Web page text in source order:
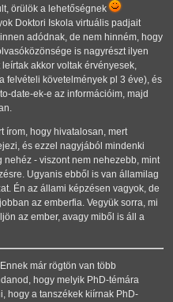
örülök a lehetőségnek
Doktori Iskola virtuális padjait
adódnak, de nem hinném, hogy
is nagyrészt ilyen
akkor voltak érvényesek,
felvételi követelmények pl 3 éve), és
date-ek-e az információim, majd
írom, hogy hivatalosan, mert
és ezzel nagyjából mindenki
- viszont nem nehezebb, mint
Ugyanis ebből is van államilag
Én az állami képzésen vagyok, de
az emberfia. Vegyük sorra, mi
az ember, avagy miből is áll a
már rögtön van több
hogy melyik PhD-témára
hogy a tanszékek kiírnak PhD-